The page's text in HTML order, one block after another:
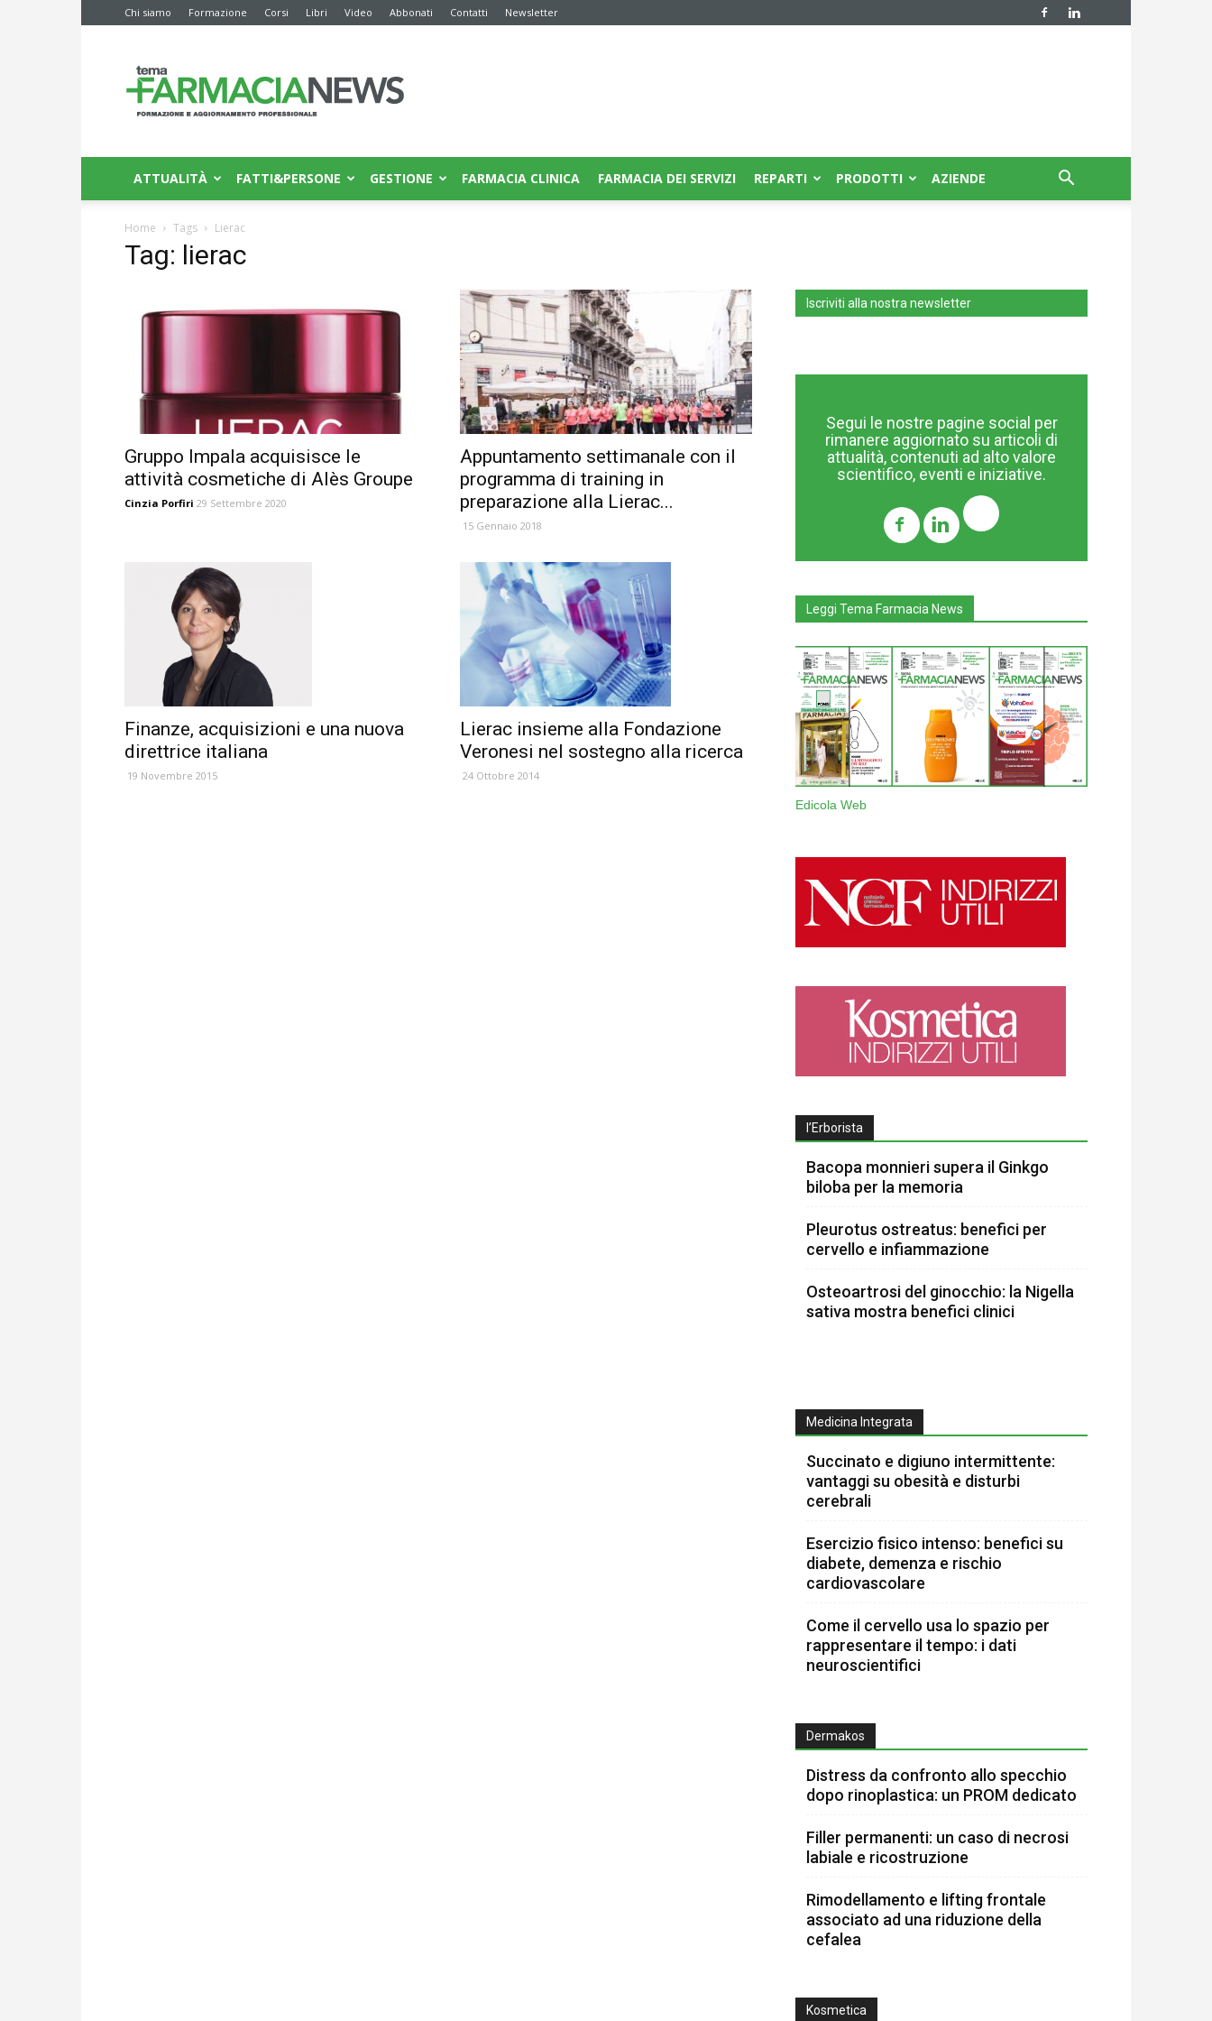
Chi siamo Formazione Corsi Libri Video Abbonati Contatti Newsletter
News
ATTUALITÀ FATTI&PERSONE GESTIONE FARMACIA CLINICA FARMACIA DEI SERVIZI REPARTI PRODOTTI AZIENDE
Home Tags Lierac
Tag: lierac
Gruppo Impala acquisisce le
attività cosmetiche di Alès Groupe
Cinzia Porfiri 29 Settembre 2020
Appuntamento settimanale con il
programma di training in
preparazione alla Lierac...
15 Gennaio 2018
Finanze, acquisizioni e una nuova
direttrice italiana
19 Novembre 2015
Lierac insieme alla Fondazione
Veronesi nel sostegno alla ricerca
24 Ottobre 2014
Iscriviti alla nostra newsletter
Segui le nostre pagine social per
rimanere aggiornato su articoli di
attualità, contenuti ad alto valore
scientifico, eventi e iniziative.
Leggi Tema Farmacia News
Edicola Web
l’Erborista
Bacopa monnieri supera il Ginkgo
biloba per la memoria
Pleurotus ostreatus: benefici per
cervello e infiammazione
Osteoartrosi del ginocchio: la Nigella
sativa mostra benefici clinici
Medicina Integrata
Succinato e digiuno intermittente:
vantaggi su obesità e disturbi
cerebrali
Esercizio fisico intenso: benefici su
diabete, demenza e rischio
cardiovascolare
Come il cervello usa lo spazio per
rappresentare il tempo: i dati
neuroscientifici
Dermakos
Distress da confronto allo specchio
dopo rinoplastica: un PROM dedicato
Filler permanenti: un caso di necrosi
labiale e ricostruzione
Rimodellamento e lifting frontale
associato ad una riduzione della
cefalea
Kosmetica